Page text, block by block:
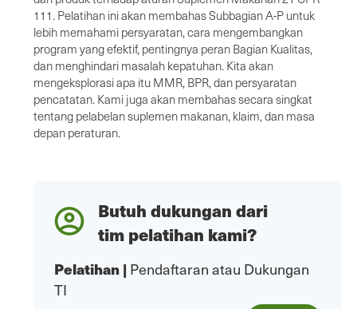
111. Pelatihan ini akan membahas Subbagian A-P untuk
lebih memahami persyaratan, cara mengembangkan
program yang efektif, pentingnya peran Bagian Kualitas,
dan menghindari masalah kepatuhan. Kita akan
mengeksplorasi apa itu MMR, BPR, dan persyaratan
pencatatan. Kami juga akan membahas secara singkat
tentang pelabelan suplemen makanan, klaim, dan masa
depan peraturan.
Butuh dukungan dari
tim pelatihan kami?
Pelatihan| Pendaftaran atau Dukungan
TI